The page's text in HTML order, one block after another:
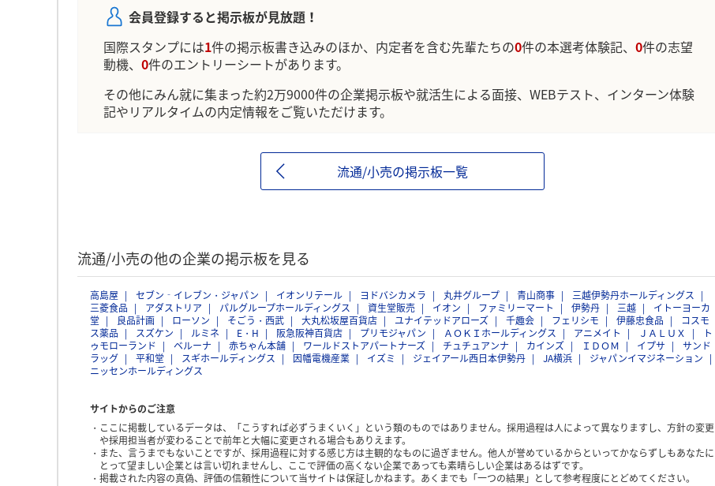
会員登録すると掲示板が見放題！
国際スタンプには1件の掲示板書き込みのほか、内定者を含む先輩たちの0件の本選考体験記、 0件の志望
動機、 0件のエントリーシートがあります。
その他にみん就に集まった約2万9000件の企業掲示板や就活生による面接、WEBテスト、インターン体験
記やリアルタイムの内定情報をご覧いただけます。
流通/小売の掲示板一覧
流通/小売の他の企業の掲示板を見る
高島屋 セブン‐イレブン・ジャパン イオンリテール ヨドバシカメラ 丸井グループ 青山商事
三越伊勢丹ホールディングス
三菱食品
アダストリア パルグループホールディングス 資生堂販売 イオン ファミリーマート 伊勢丹 三越
イトーヨーカ
堂
良品計画 ローソン そごう・西武 大丸松坂屋百貨店 ユナイテッドアローズ 千趣会 フェリシモ 伊藤忠食品
コスモ
ス薬品
スズケン ルミネ E・H 阪急阪神百貨店 プリモジャパン ＡＯＫＩホールディングス アニメイト ＪＡＬＵＸ
ト
ゥモローランド
ベルーナ 赤ちゃん本舗 ワールドストアパートナーズ チュチュアンナ カインズ ＩＤＯＭ イプサ
サンド
ラッグ
平和堂 スギホールディングス 因幡電機産業 イズミ ジェイアール西日本伊勢丹 JA横浜
ジャパンイマジネーション
ニッセンホールディングス
サイトからのご注意
ここに掲載しているデータは、「こうすれば必ずうまくいく」という類のものではありません。採用過程は人によって異なりますし、方針の変更
や採用担当者が変わることで前年と大幅に変更される場合もありえます。
また、言うまでもないことですが、採用過程に対する感じ方は主観的なものに過ぎません。他人が誉めているからといってかならずしもあなたに
とって望ましい企業とは言い切れませんし、ここで評価の高くない企業であっても素晴らしい企業はあるはずです。
掲載された内容の真偽、評価の信頼性について当サイトは保証しかねます。あくまでも「一つの結果」として参考程度にとどめてください。